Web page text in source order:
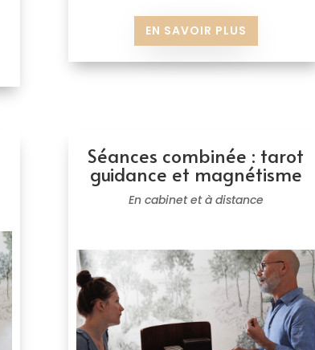
EN SAVOIR PLUS
Séances combinée : tarot
guidance et magnétisme
En cabinet et à distance